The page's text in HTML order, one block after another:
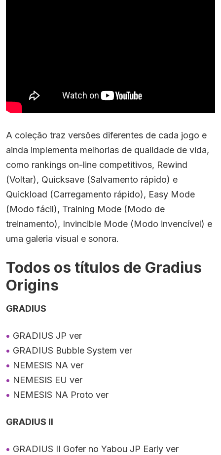
A coleção traz versões diferentes de cada jogo e
ainda implementa melhorias de qualidade de vida,
como rankings on-line competitivos, Rewind
(Voltar), Quicksave (Salvamento rápido) e
Quickload (Carregamento rápido), Easy Mode
(Modo fácil), Training Mode (Modo de
treinamento), Invincible Mode (Modo invencível) e
uma galeria visual e sonora.
Todos os títulos de Gradius
Origins
GRADIUS
GRADIUS JP ver
GRADIUS Bubble System ver
NEMESIS NA ver
NEMESIS EU ver
NEMESIS NA Proto ver
GRADIUS II
GRADIUS II Gofer no Yabou JP Early ver